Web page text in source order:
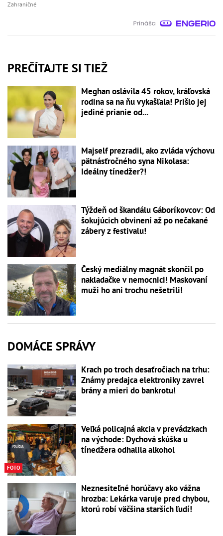
Zahraničné
PREČÍTAJTE SI TIEŽ
Meghan oslávila 45 rokov, kráľovská
rodina sa na ňu vykašľala! Prišlo jej
jediné prianie od...
Majself prezradil, ako zvláda výchovu
pätnásťročného syna Nikolasa:
Ideálny tínedžer?!
Týždeň od škandálu Gáboríkovcov: Od
šokujúcich obvinení až po nečakané
zábery z festivalu!
Český mediálny magnát skončil po
nakladačke v nemocnici! Maskovaní
muži ho ani trochu nešetrili!
DOMÁCE SPRÁVY
Krach po troch desaťročiach na trhu:
Známy predajca elektroniky zavrel
brány a mieri do bankrotu!
FOTO
Veľká policajná akcia v prevádzkach
na východe: Dychová skúška u
tínedžera odhalila alkohol
Neznesiteľné horúčavy ako vážna
hrozba: Lekárka varuje pred chybou,
ktorú robí väčšina starších ľudí!